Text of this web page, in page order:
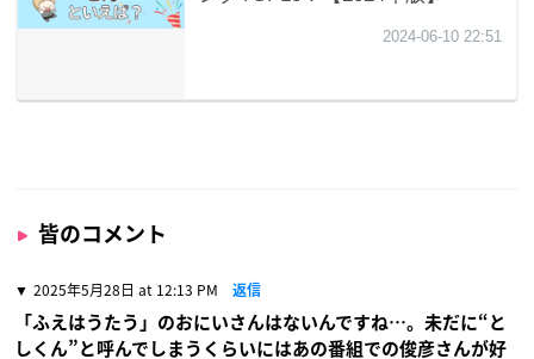
皆のコメント
2025年5月28日 at 12:13 PM 返信
「ふえはうたう」のおにいさんはないんですね…。未だに“と
しくん”と呼んでしまうくらいにはあの番組での俊彦さんが好